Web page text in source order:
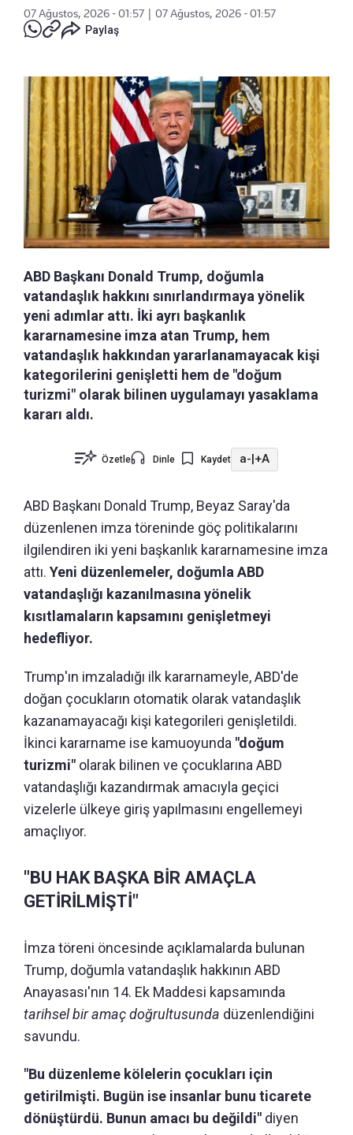
07 Ağustos, 2026 - 01:57
07 Ağustos, 2026 - 01:57
Paylaş
ABD Başkanı Donald Trump, doğumla
vatandaşlık hakkını sınırlandırmaya yönelik
yeni adımlar attı. İki ayrı başkanlık
kararnamesine imza atan Trump, hem
vatandaşlık hakkından yararlanamayacak kişi
kategorilerini genişletti hem de "doğum
turizmi" olarak bilinen uygulamayı yasaklama
kararı aldı.
Özetle Dinle Kaydet a- +A
ABD Başkanı Donald Trump, Beyaz Saray'da
düzenlenen imza töreninde göç politikalarını
ilgilendiren iki yeni başkanlık kararnamesine imza
attı. Yeni düzenlemeler, doğumla ABD
vatandaşlığı kazanılmasına yönelik
kısıtlamaların kapsamını genişletmeyi
hedefliyor.
Trump'ın imzaladığı ilk kararnameyle, ABD'de
doğan çocukların otomatik olarak vatandaşlık
kazanamayacağı kişi kategorileri genişletildi.
İkinci kararname ise kamuoyunda "doğum
turizmi" olarak bilinen ve çocuklarına ABD
vatandaşlığı kazandırmak amacıyla geçici
vizelerle ülkeye giriş yapılmasını engellemeyi
amaçlıyor.
"BU HAK BAŞKA BİR AMAÇLA
GETİRİLMİŞTİ"
İmza töreni öncesinde açıklamalarda bulunan
Trump, doğumla vatandaşlık hakkının ABD
Anayasası'nın 14. Ek Maddesi kapsamında
tarihsel bir amaç doğrultusunda düzenlendiğini
savundu.
"Bu düzenleme kölelerin çocukları için
getirilmişti. Bugün ise insanlar bunu ticarete
dönüştürdü. Bunun amacı bu değildi" diyen